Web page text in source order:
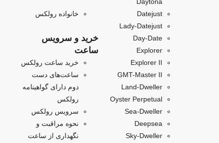
Datejust
Lady-Datejust
Day-Date
Explorer
Explorer II
GMT-Master II
Land-Dweller
Oyster Perpetual
Sea-Dweller
Deepsea
Sky‑Dweller
خانواده رولکس
خرید و سرویس
ساعت
خرید ساعت رولکس
ساعت‌های دست
دوم دارای گواهینامه
رولکس
سرویس رولکس
نحوه مراقبت و
نگهداری از ساعت